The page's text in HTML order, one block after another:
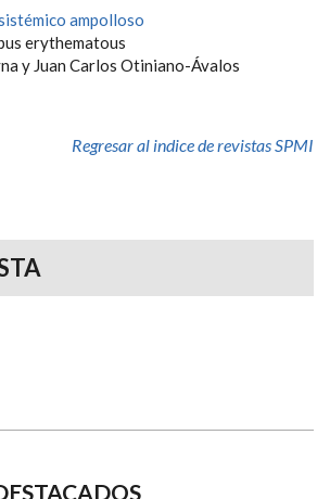
ampolloso
erythematous
y Juan Carlos Otiniano-Ávalos
Regresar al indice de revistas SPMI